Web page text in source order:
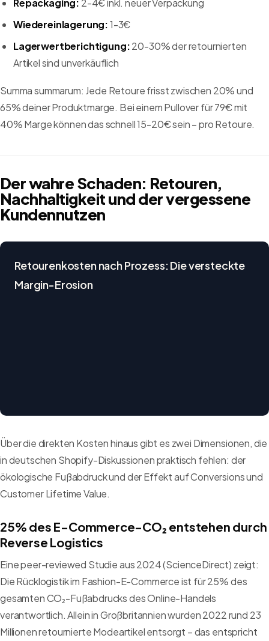
Repackaging: 2-4€ inkl. neuer Verpackung
Wiedereinlagerung:1-3€
Lagerwertberichtigung:20-30% der retournierten
Artikel sind unverkäuflich
Summa summarum: Jede Retoure frisst zwischen 20% und
65% deiner Produktmarge. Bei einem Pullover für 79€ mit
40% Marge können das schnell 15-20€ sein – pro Retoure.
Der wahre Schaden: Retouren,
Nachhaltigkeit und der vergessene
Kundennutzen
Retourenkosten nach Prozess: Die versteckte
Margin-Erosion
Über die direkten Kosten hinaus gibt es zwei Dimensionen, die
in deutschen Shopify-Diskussionen praktisch fehlen: der
ökologische Fußabdruck und der Effekt auf Conversions und
Customer Lifetime Value.
25% des E-Commerce-CO₂ entstehen durch
Reverse Logistics
Eine peer-reviewed Studie aus 2024 (ScienceDirect) zeigt:
Die Rücklogistik im Fashion-E-Commerce ist für 25% des
gesamten CO₂-Fußabdrucks des Online-Handels
verantwortlich. Allein in Großbritannien wurden 2022 rund 23
Millionen retournierte Modeartikel entsorgt – das entspricht